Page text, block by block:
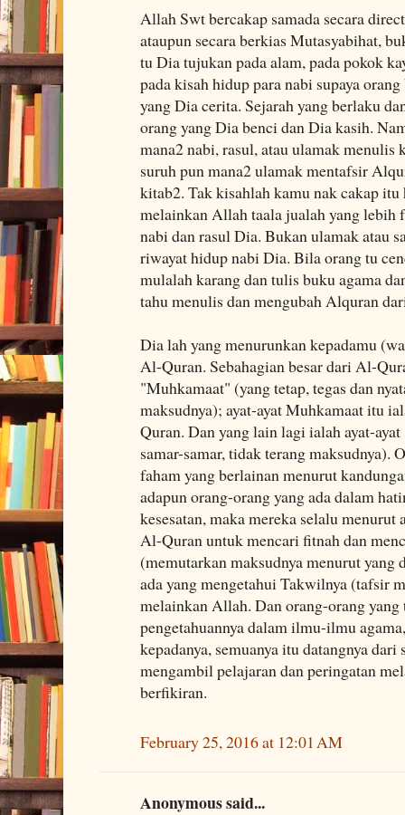
Allah Swt bercakap samada secara
ataupun secara berkias Mutasyabihat,
tu Dia tujukan pada alam, pada pokok
pada kisah hidup para nabi supaya
yang Dia cerita. Sejarah yang berlaku
orang yang Dia benci dan Dia kasih.
mana2 nabi, rasul, atau ulamak
suruh pun mana2 ulamak mentafsir
kitab2. Tak kisahlah kamu nak cakap
melainkan Allah taala jualah yang lebih
nabi dan rasul Dia. Bukan ulamak atau
riwayat hidup nabi Dia. Bila orang tu
mulalah karang dan tulis buku agama
tahu menulis dan mengubah Alquran
Dia lah yang menurunkan kepadamu
Al-Quran. Sebahagian besar dari Al-
"Muhkamaat" (yang tetap, tegas dan
maksudnya); ayat-ayat Muhkamaat itu
Quran. Dan yang lain lagi ialah ayat-
samar-samar, tidak terang maksudnya).
faham yang berlainan menurut
adapun orang-orang yang ada dalam
kesesatan, maka mereka selalu menurut
Al-Quran untuk mencari fitnah dan
(memutarkan maksudnya menurut yang
ada yang mengetahui Takwilnya (tafsir
melainkan Allah. Dan orang-orang yang
pengetahuannya dalam ilmu-ilmu
kepadanya, semuanya itu datangnya
mengambil pelajaran dan peringatan
berfikiran.
February 25, 2016 at 12:01 AM
Anonymous said...